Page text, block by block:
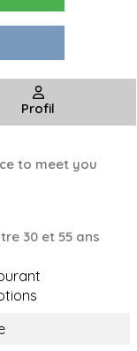
Profil
to meet you
30 et 55 ans